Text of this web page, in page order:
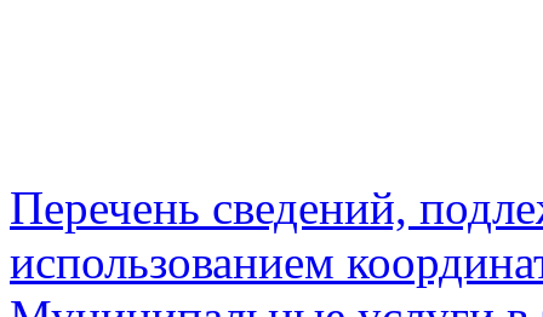
Перечень сведений,
использованием